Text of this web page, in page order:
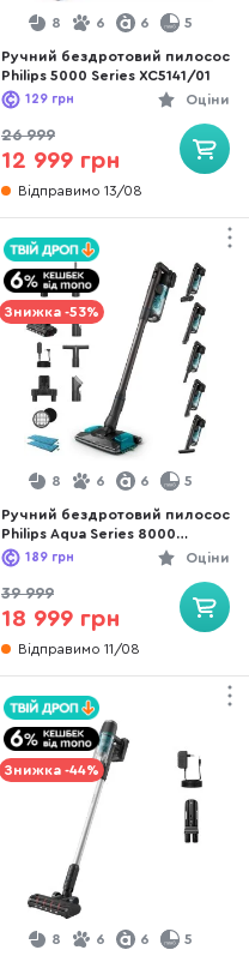
8 6 6 5
Ручний бездротовий пилосос
Philips 5000 Series XC5141/01
Оціни
129 грн
26 999
12 999 грн
Відправимо 13/08
Знижка -53%
8 6 6 5
Ручний бездротовий пилосос
Philips Aqua Series 8000
(XC8157/01)
Оціни
189 грн
39 999
18 999 грн
Відправимо 11/08
Знижка -44%
8 6 6 5